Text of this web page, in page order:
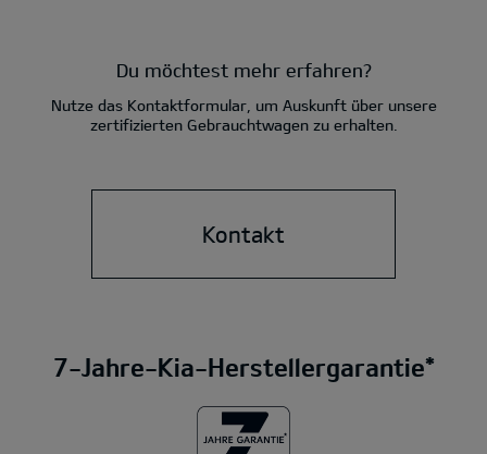
Du möchtest mehr erfahren?
Nutze das Kontaktformular, um Auskunft über unsere
zertifizierten Gebrauchtwagen zu erhalten.
Kontakt
7-Jahre-Kia-Herstellergarantie*